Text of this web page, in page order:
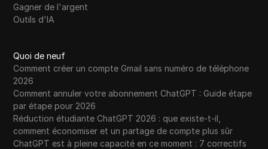
Gagner de l'argent
Outils d'IA
Quoi de neuf
Comment créer un compte Gmail sans numéro de téléphone
2026
Comment annuler votre abonnement ChatGPT : Guide étape
par étape pour 2026
Réduction étudiante ChatGPT 2026 : que existe-t-il,
comment économiser et un partage de compte plus sûr
ChatGPT est à pleine capacité en ce moment : 7 correctifs